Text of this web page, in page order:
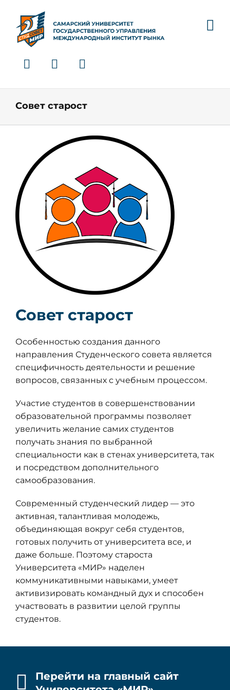
content
Совет старост
Совет старост
Особенностью создания данного
направления Студенческого совета является
специфичность деятельности и решение
вопросов, связанных с учебным процессом.
Участие студентов в совершенствовании
образовательной программы позволяет
увеличить желание самих студентов
получать знания по выбранной
специальности как в стенах университета, так
и посредством дополнительного
самообразования.
Современный студенческий лидер — это
активная, талантливая молодежь,
объединяющая вокруг себя студентов,
готовых получить от университета все, и
даже больше. Поэтому староста
Университета «МИР» наделен
коммуникативными навыками, умеет
активизировать командный дух и способен
участвовать в развитии целой группы
студентов.
Перейти на главный сайт